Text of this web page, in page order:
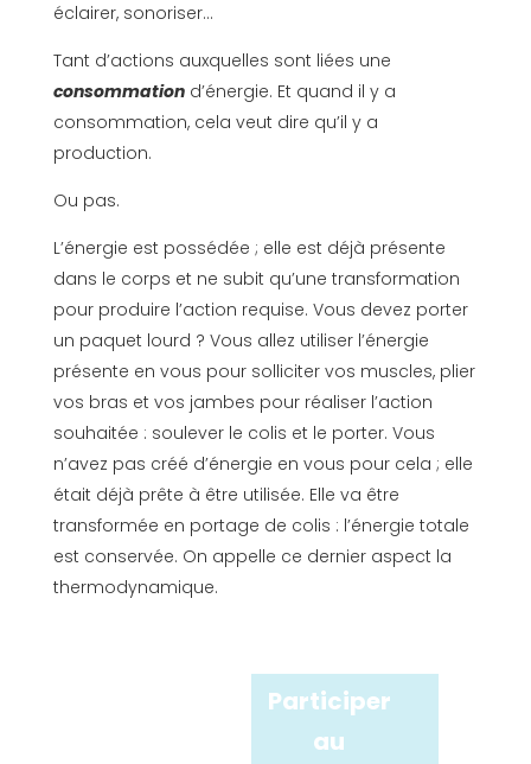
éclairer, sonoriser…
Tant d’actions auxquelles sont liées une
consommationd’énergie. Et quand il y a
consommation, cela veut dire qu’il y a
production.
Ou pas.
L’énergie est possédée ; elle est déjà présente
dans le corps et ne subit qu’une transformation
pour produire l’action requise. Vous devez porter
un paquet lourd ? Vous allez utiliser l’énergie
présente en vous pour solliciter vos muscles, plier
vos bras et vos jambes pour réaliser l’action
souhaitée : soulever le colis et le porter. Vous
n’avez pas créé d’énergie en vous pour cela ; elle
était déjà prête à être utilisée. Elle va être
transformée en portage de colis : l’énergie totale
est conservée. On appelle ce dernier aspect la
thermodynamique.
Participer
au